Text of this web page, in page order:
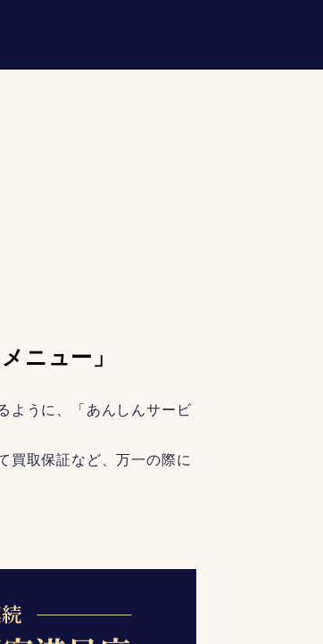
ニュー」
ように、「あんしんサービ
買取保証など、万一の際に